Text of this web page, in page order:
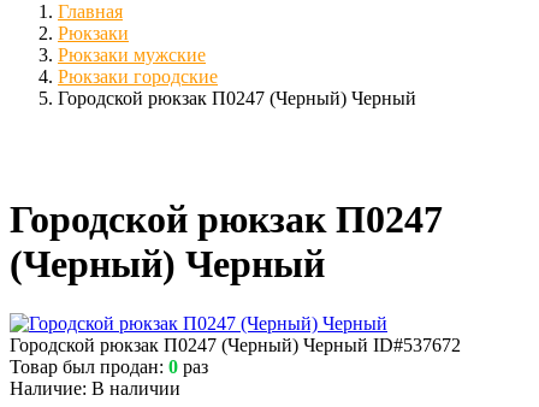
Главная
Рюкзаки
Рюкзаки мужские
Рюкзаки городские
Городской рюкзак П0247 (Черный) Черный
Городской рюкзак П0247
(Черный) Черный
Городской рюкзак П0247 (Черный) Черный ID#537672
Товар был продан: 0 раз
Наличие: В наличии